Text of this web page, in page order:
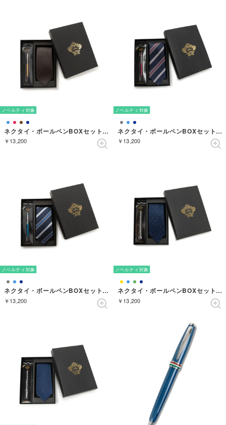
ノベルティ対象
ネクタイ・ボールペンBOXセット ソリッド （コゲチャ）
￥13,200
ノベルティ対象
ネクタイ・ボールペンBOXセット ストライプ （ネイビーブルー）
￥13,200
ノベルティ対象
ネクタイ・ボールペンBOXセット ストライプ （ダークネイビー）
￥13,200
ノベルティ対象
ネクタイ・ボールペンBOXセット ドット （ネイビーブルー）
￥13,200